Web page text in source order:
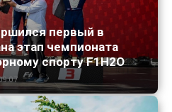
первый в
этап чемпионата
спорту F1H2O